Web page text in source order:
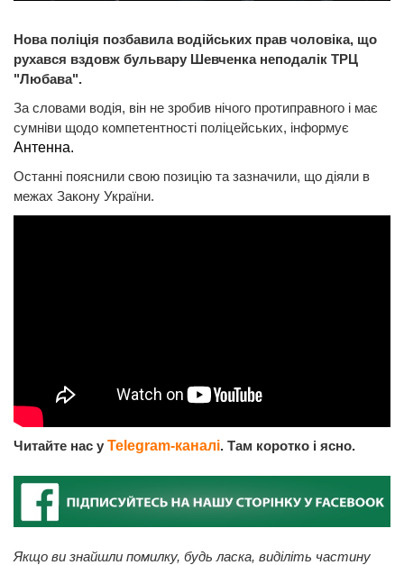
Нова поліція позбавила водійських прав чоловіка, що
рухався вздовж бульвару Шевченка неподалік ТРЦ
"Любава".
За словами водія, він не зробив нічого протиправного і має
сумніви щодо компетентності поліцейських, інформує
Антенна.
Останні пояснили свою позицію та зазначили, що діяли в
межах Закону України.
Читайте нас у Telegram-каналі. Там коротко і ясно.
Якщо ви знайшли помилку, будь ласка, виділіть частину